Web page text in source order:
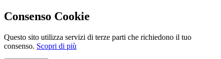
Consenso Cookie
Questo sito utilizza servizi di terze parti che richiedono il tuo
consenso. Scopri di più